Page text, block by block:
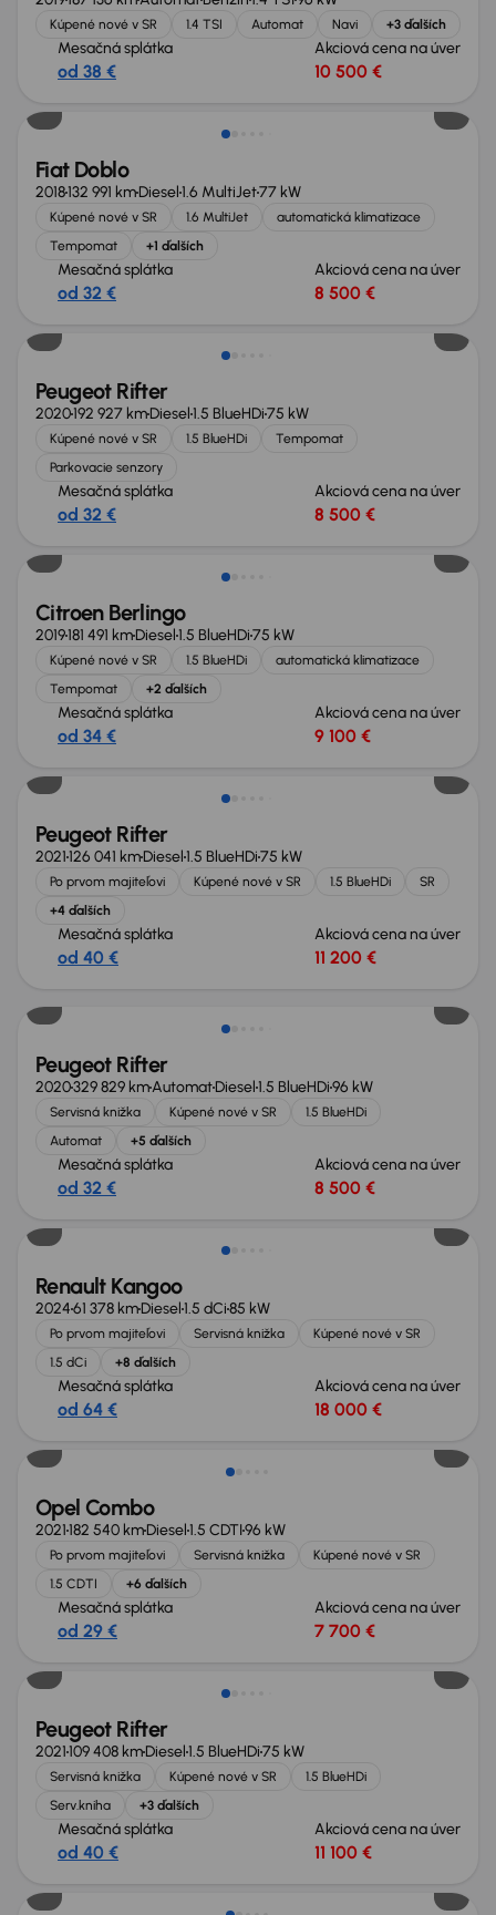
Kúpené nové v SR 1.4 TSI Automat Navi +3 ďalších
Mesačná splátka
od 38 €
Akciová cena na úver
10 500 €
Fiat Doblo
2018132 991 kmDiesel1.6 MultiJet77 kW
Kúpené nové v SR 1.6 MultiJet
automatická klimatizace
Tempomat
+1 ďalších
Mesačná splátka
od 32 €
Akciová cena na úver
8 500 €
Extra zľava 600 €
Peugeot Rifter
2020192 927 kmDiesel1.5 BlueHDi75 kW
Kúpené nové v SR 1.5 BlueHDi
Tempomat
Parkovacie senzory
Mesačná splátka
od 32 €
Akciová cena na úver
8 500 €
Zlacnené o 400 €
Citroen Berlingo
2019181 491 kmDiesel1.5 BlueHDi75 kW
Kúpené nové v SR 1.5 BlueHDi
automatická klimatizace
Tempomat
+2 ďalších
Mesačná splátka
od 34 €
Akciová cena na úver
9 100 €
Zlacnené o 900 €
Peugeot Rifter
2021126 041 kmDiesel1.5 BlueHDi75 kW
Po prvom majiteľovi Kúpené nové v SR 1.5 BlueHDi
SR
+4 ďalších
Mesačná splátka
od 40 €
Akciová cena na úver
11 200 €
Peugeot Rifter
2020329 829 kmAutomatDiesel1.5 BlueHDi96 kW
Servisná knižka Kúpené nové v SR
1.5 BlueHDi
Automat
+5 ďalších
Mesačná splátka
od 32 €
Akciová cena na úver
8 500 €
Možnosť odpočtu DPH
Renault Kangoo
202461 378 kmDiesel1.5 dCi85 kW
Po prvom majiteľovi Servisná knižka
Kúpené nové v SR
1.5 dCi
+8 ďalších
Mesačná splátka
od 64 €
Akciová cena na úver
18 000 €
Možnosť odpočtu DPH
Opel Combo
2021182 540 kmDiesel1.5 CDTI96 kW
Po prvom majiteľovi Servisná knižka
Kúpené nové v SR
1.5 CDTI
+6 ďalších
Mesačná splátka
od 29 €
Akciová cena na úver
7 700 €
Možnosť odpočtu DPH
Peugeot Rifter
2021109 408 kmDiesel1.5 BlueHDi75 kW
Servisná knižka Kúpené nové v SR
1.5 BlueHDi
Serv.kniha
+3 ďalších
Mesačná splátka
od 40 €
Akciová cena na úver
11 100 €
Nové v ponuke